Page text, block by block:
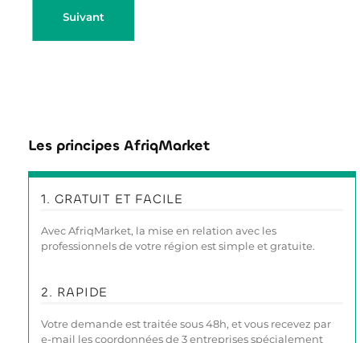
Suivant
Les principes AfriqMarket
1. GRATUIT ET FACILE
Avec AfriqMarket, la mise en relation avec les
professionnels de votre région est simple et gratuite.
2. RAPIDE
Votre demande est traitée sous 48h, et vous recevez par
e-mail les coordonnées de 3 entreprises spécialement